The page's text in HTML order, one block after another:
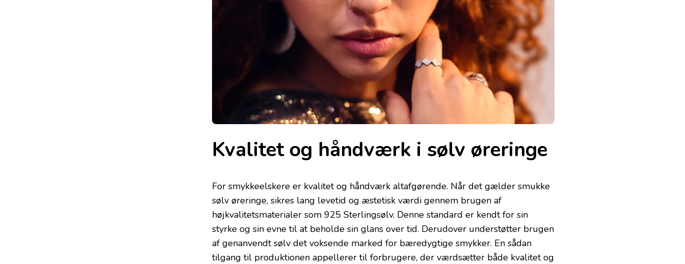
Kvalitet og håndværk i sølv øreringe
For smykkeelskere er kvalitet og håndværk altafgørende. Når det gælder smukke
sølv øreringe, sikres lang levetid og æstetisk værdi gennem brugen af
højkvalitetsmaterialer som 925 Sterlingsølv. Denne standard er kendt for sin
styrke og sin evne til at beholde sin glans over tid. Derudover understøtter brugen
af genanvendt sølv det voksende marked for bæredygtige smykker. En sådan
tilgang til produktionen appellerer til forbrugere, der værdsætter både kvalitet og